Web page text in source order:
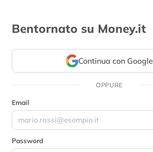
Bentornato su Money.it
Continua con Google
OPPURE
Email
Password